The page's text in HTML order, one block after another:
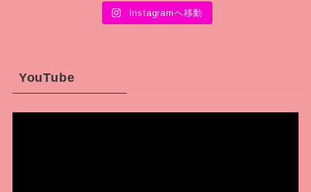
Instagramへ移動
YouTube